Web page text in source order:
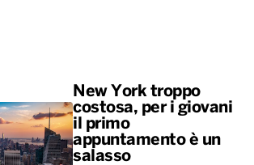
New York troppo
costosa, per i giovani
il primo
appuntamento è un
salasso